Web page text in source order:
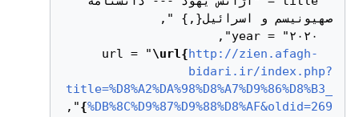
\url{http://zien.afagh-
bidari.ir/index.php?
title=%D8%A2%DA%98%D8%A7%D9%86%D8%B3_
%DB%8C%D9%87%D9%88%D8%AF&oldid=269
}